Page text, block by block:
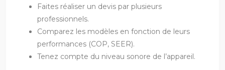
Faites réaliser un devis par plusieurs
professionnels.
Comparez les modèles en fonction de leurs
performances (COP, SEER).
Tenez compte du niveau sonore de l’appareil.